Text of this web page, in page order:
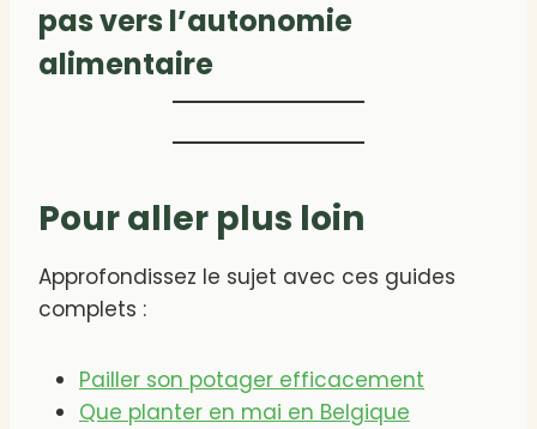
pas vers l’autonomie
alimentaire
Pour aller plus loin
Approfondissez le sujet avec ces guides
complets :
Pailler son potager efficacement
Que planter en mai en Belgique